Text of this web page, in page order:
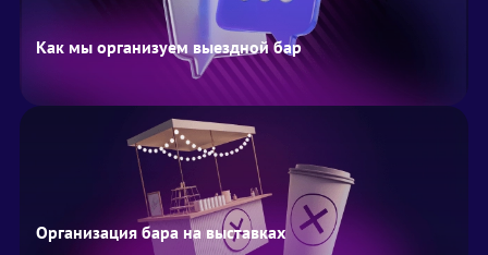
Как мы организуем выездной бар
Организация бара на выставках